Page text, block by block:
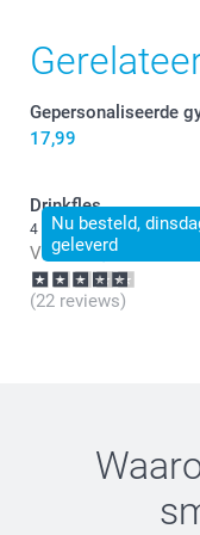
Gepersonaliseerde
17,99
Nu besteld,
geleverd
Drinkfles
4 varianten
Vanaf 26,99
(22 reviews)